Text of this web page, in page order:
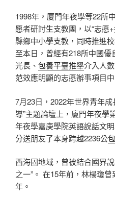
1998年，廈門年夜學等22所
愿者研討生支教團，以“志愿
縣鄉中小學支教，同時推進
至本日，曾經有218所中國
光長、 包養平臺推舉介入人
范效應明顯的志愿辦事項目中
7月23日，2022年世界青年
導”主題論壇上，廈門年夜學
年夜學嘉庚學院英語說話文
分送朋友了本身跨越2236公
西海固地域，曾被結合國界
之一”。 在15年前，林楊瓊
年。